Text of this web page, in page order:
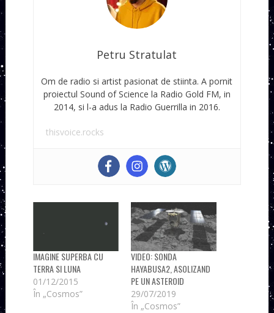
Petru Stratulat
Om de radio si artist pasionat de stiinta. A pornit
proiectul Sound of Science la Radio Gold FM, in
2014, si l-a adus la Radio Guerrilla in 2016.
thisvoice.rocks
IMAGINE SUPERBA CU
TERRA SI LUNA
01/12/2015
În „Cosmos”
VIDEO: SONDA
HAYABUSA2, ASOLIZAND
PE UN ASTEROID
29/07/2019
În „Cosmos”